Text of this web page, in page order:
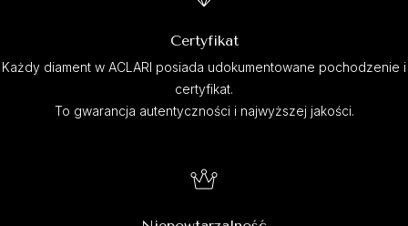
Certyfikat
Każdy diament w ACLARI posiada udokumentowane pochodzenie i
certyfikat.
To gwarancja autentyczności i najwyższej jakości.